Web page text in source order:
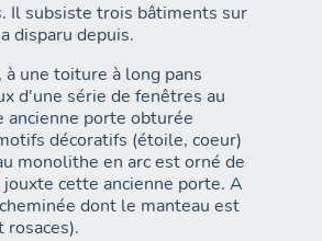
Il subsiste trois bâtiments sur
disparu depuis.
une toiture à long pans
d'une série de fenêtres au
ancienne porte obturée
décoratifs (étoile, coeur)
monolithe en arc est orné de
cette ancienne porte. A
dont le manteau est